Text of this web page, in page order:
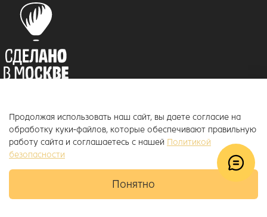
© 2018–2026 ToucanKids ™
Официальный интернет-магазин бренда Toucankids, товары для
новорожденных и детей постарше
Продолжая использовать наш сайт, вы даете согласие на
обработку куки-файлов, которые обеспечивают правильную
работу сайта и соглашаетесь с нашей Политикой
безопасности
Понятно